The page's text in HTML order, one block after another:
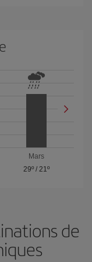
Mars
29º / 21º
de